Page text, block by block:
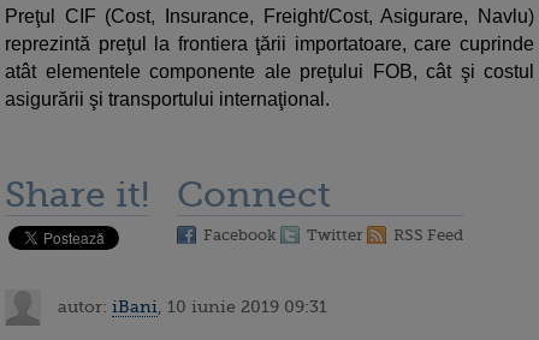
Preţul CIF (Cost, Insurance, Freight/Cost, Asigurare, Navlu)
reprezintă preţul la frontiera ţării importatoare, care cuprinde
atât elementele componente ale preţului FOB, cât şi costul
asigurării şi transportului internaţional.
Share it! Connect
Facebook Twitter RSS Feed
autor: iBani , 10 iunie 2019 09:31